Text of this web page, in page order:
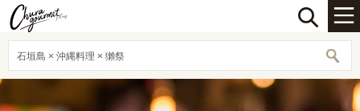
石垣島 × 沖縄料理 × 獺祭